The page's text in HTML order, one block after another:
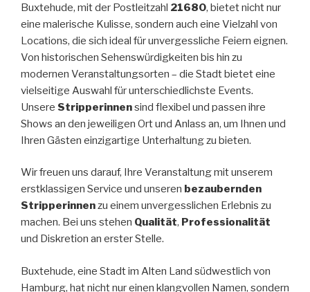
Buxtehude, mit der Postleitzahl 21680, bietet nicht nur
eine malerische Kulisse, sondern auch eine Vielzahl von
Locations, die sich ideal für unvergessliche Feiern eignen.
Von historischen Sehenswürdigkeiten bis hin zu
modernen Veranstaltungsorten – die Stadt bietet eine
vielseitige Auswahl für unterschiedlichste Events.
Unsere Stripperinnensind flexibel und passen ihre
Shows an den jeweiligen Ort und Anlass an, um Ihnen und
Ihren Gästen einzigartige Unterhaltung zu bieten.
Wir freuen uns darauf, Ihre Veranstaltung mit unserem
erstklassigen Service und unseren bezaubernden
Stripperinnenzu einem unvergesslichen Erlebnis zu
machen. Bei uns stehen Qualität, Professionalität
und Diskretion an erster Stelle.
Buxtehude, eine Stadt im Alten Land südwestlich von
Hamburg, hat nicht nur einen klangvollen Namen, sondern